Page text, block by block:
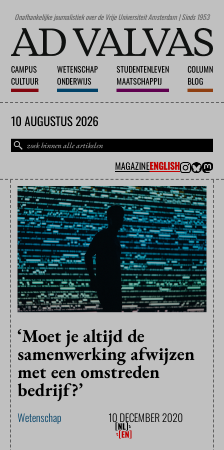
Onafhankelijke journalistiek over de Vrije Universiteit Amsterdam | Sinds 1953
CAMPUS
CULTUUR
WETENSCHAP
ONDERWIJS
STUDENTENLEVEN
MAATSCHAPPIJ
COLUMN
BLOG
10 AUGUSTUS 2026
MAGAZINEENGLISH
‘Moet je altijd de
samenwerking afwijzen
met een omstreden
bedrijf?’
Wetenschap 10 DECEMBER 2020